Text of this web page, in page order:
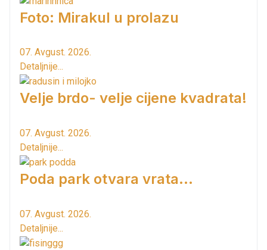
Foto: Mirakul u prolazu
07. Avgust. 2026.
Detaljnije...
Velje brdo- velje cijene kvadrata!
07. Avgust. 2026.
Detaljnije...
Poda park otvara vrata...
07. Avgust. 2026.
Detaljnije...